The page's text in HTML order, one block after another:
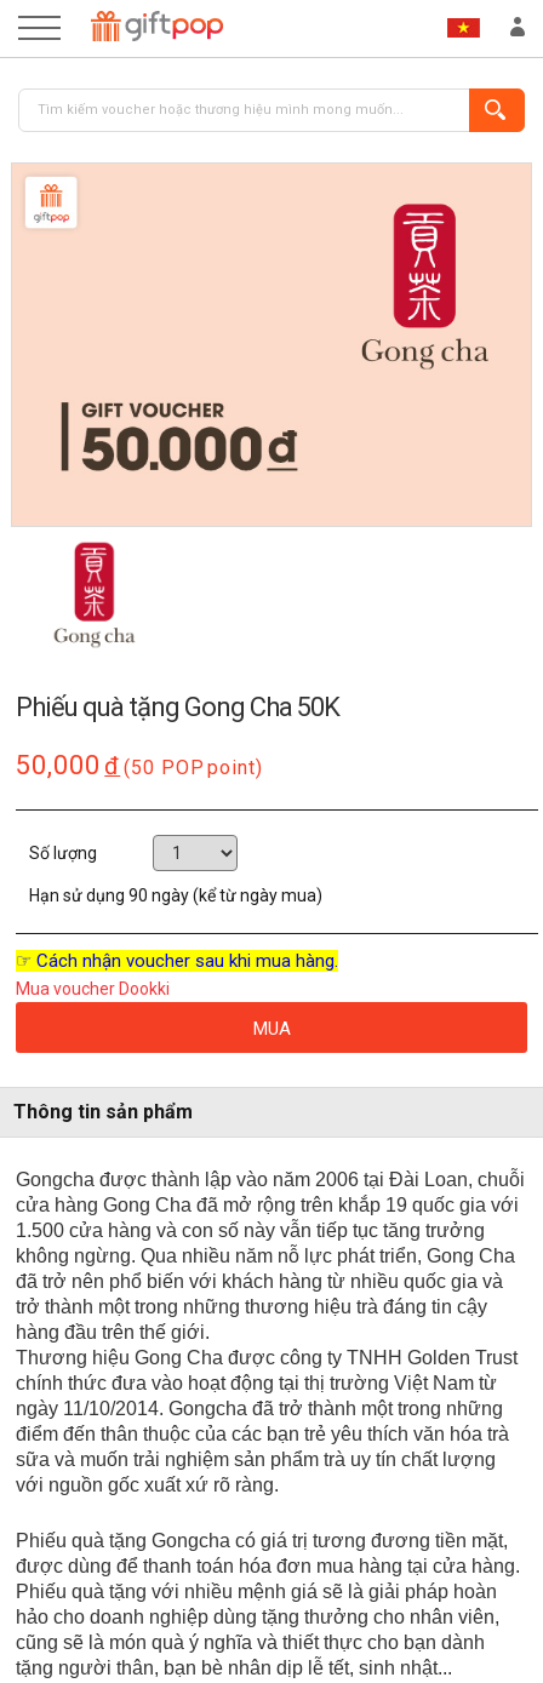
ĐĂNG KÝ
Phiếu quà tặng Gong Cha 50K
50,000 đ (50 POP point)
Số lượng
Hạn sử dụng90 ngày (kể từ ngày mua)
☞ Cách nhận voucher sau khi mua hàng.
Mua voucher Dookki
MUA
Thông tin sản phẩm
Gongcha được thành lập vào năm 2006 tại Đài Loan, chuỗi
cửa hàng Gong Cha đã mở rộng trên khắp 19 quốc gia với
1.500 cửa hàng và con số này vẫn tiếp tục tăng trưởng
không ngừng. Qua nhiều năm nỗ lực phát triển, Gong Cha
đã trở nên phổ biến với khách hàng từ nhiều quốc gia và
trở thành một trong những thương hiệu trà đáng tin cậy
hàng đầu trên thế giới.
Thương hiệu Gong Cha được công ty TNHH Golden Trust
chính thức đưa vào hoạt động tại thị trường Việt Nam từ
ngày 11/10/2014. Gongcha đã trở thành một trong những
điểm đến thân thuộc của các bạn trẻ yêu thích văn hóa trà
sữa và muốn trải nghiệm sản phẩm trà uy tín chất lượng
với nguồn gốc xuất xứ rõ ràng.
Phiếu quà tặng Gongcha có giá trị tương đương tiền mặt,
được dùng để thanh toán hóa đơn mua hàng tại cửa hàng.
Phiếu quà tặng với nhiều mệnh giá sẽ là giải pháp hoàn
hảo cho doanh nghiệp dùng tặng thưởng cho nhân viên,
cũng sẽ là món quà ý nghĩa và thiết thực cho bạn dành
tặng người thân, bạn bè nhân dịp lễ tết, sinh nhật...